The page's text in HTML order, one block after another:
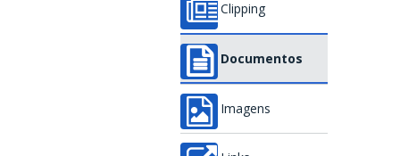
Clipping
Documentos
Imagens